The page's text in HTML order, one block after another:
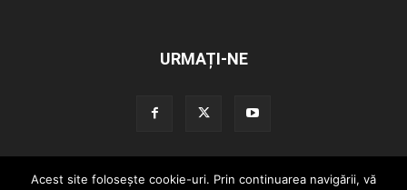
URMAȚI-NE
Redactia GazetaDinVest.ro Termeni de utilizare Cod de conduita
Acest site foloseşte cookie-uri. Prin continuarea navigării, vă